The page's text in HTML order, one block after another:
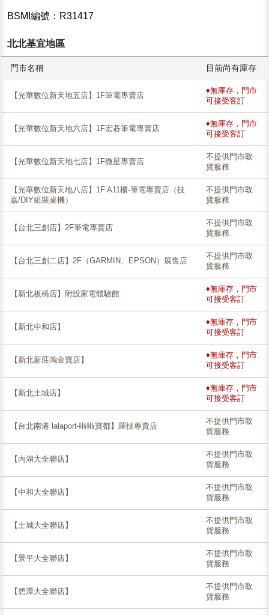
BSMI編號：R31417
北北基宜地區
門市名稱 目前尚有庫存
【光華數位新天地五店】1F筆電專賣店
♦無庫存，門市
可接受客訂
【光華數位新天地六店】1F宏碁筆電專賣店
♦無庫存，門市
可接受客訂
【光華數位新天地七店】1F微星專賣店
不提供門市取
貨服務
【光華數位新天地八店】1F A11櫃-筆電專賣店（技
嘉/DIY組裝桌機）
不提供門市取
貨服務
【台北三創店】2F筆電專賣店
不提供門市取
貨服務
【台北三創二店】2F（GARMIN、EPSON）展售店
不提供門市取
貨服務
【新北板橋店】附設家電體驗館
♦無庫存，門市
可接受客訂
【新北中和店】
♦無庫存，門市
可接受客訂
【新北新莊鴻金寶店】
♦無庫存，門市
可接受客訂
【新北土城店】
♦無庫存，門市
可接受客訂
【台北南港 lalaport-啦啦寶都】羅技專賣店
不提供門市取
貨服務
【內湖大全聯店】
不提供門市取
貨服務
【中和大全聯店】
不提供門市取
貨服務
【土城大全聯店】
不提供門市取
貨服務
【景平大全聯店】
不提供門市取
貨服務
【碧潭大全聯店】
不提供門市取
貨服務